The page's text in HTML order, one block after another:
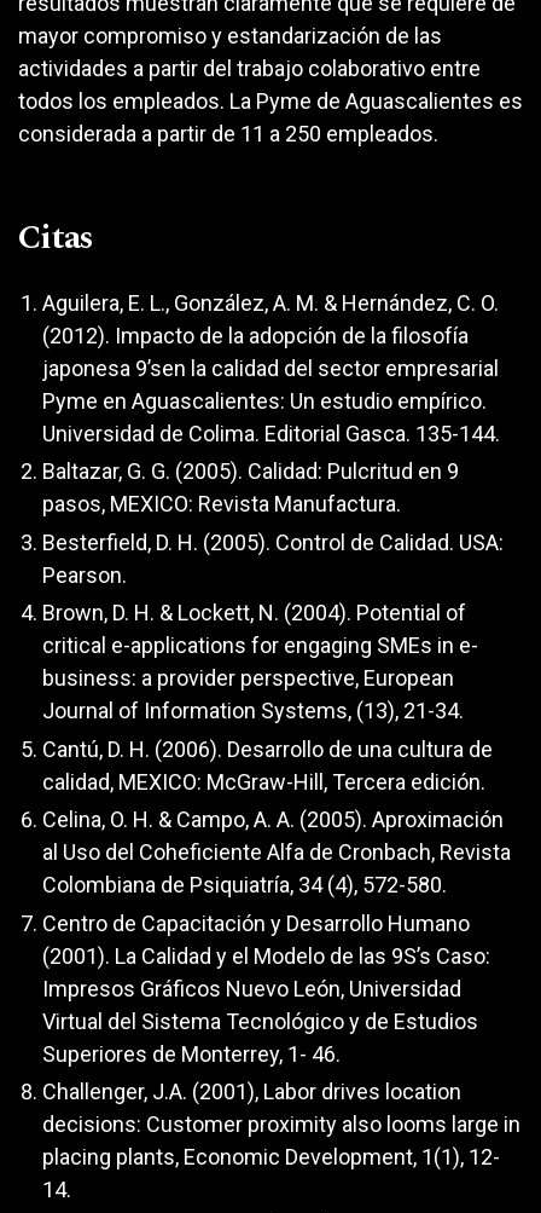
mayor compromiso y estandarización de las
actividades a partir del trabajo colaborativo entre
todos los empleados. La Pyme de Aguascalientes es
considerada a partir de 11 a 250 empleados.
Citas
Aguilera, E. L., González, A. M. & Hernández, C. O.
(2012). Impacto de la adopción de la filosofía
japonesa 9’sen la calidad del sector empresarial
Pyme en Aguascalientes: Un estudio empírico.
Universidad de Colima. Editorial Gasca. 135-144.
Baltazar, G. G. (2005). Calidad: Pulcritud en 9
pasos, MEXICO: Revista Manufactura.
Besterfield, D. H. (2005). Control de Calidad. USA:
Pearson.
Brown, D. H. & Lockett, N. (2004). Potential of
critical e-applications for engaging SMEs in e-
business: a provider perspective, European
Journal of Information Systems, (13), 21-34.
Cantú, D. H. (2006). Desarrollo de una cultura de
calidad, MEXICO: McGraw-Hill, Tercera edición.
Celina, O. H. & Campo, A. A. (2005). Aproximación
al Uso del Coheficiente Alfa de Cronbach, Revista
Colombiana de Psiquiatría, 34 (4), 572-580.
Centro de Capacitación y Desarrollo Humano
(2001). La Calidad y el Modelo de las 9S’s Caso:
Impresos Gráficos Nuevo León, Universidad
Virtual del Sistema Tecnológico y de Estudios
Superiores de Monterrey, 1- 46.
Challenger, J.A. (2001), Labor drives location
decisions: Customer proximity also looms large in
placing plants, Economic Development, 1(1), 12-
14.